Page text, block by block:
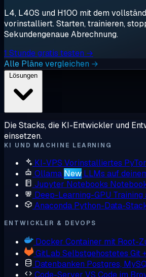
L4, L40S und H100 mit dem
vorinstalliert. Starten, trainieren,
Sekundengenaue Abrechnung.
1 Stunde gratis testen →
Alle Pläne vergleichen →
Die Stacks, die KI-Entwickler und
einsetzen.
KI UND MACHINE LEARNING
KI-VPS Vorinstalliertes
Ollama New LLMs auf
Jupyter Notebooks
Deep-Learning-GPU
Anaconda Python-Data-
ENTWICKLER & DEVOPS
Docker Container mit Root-
GitLab Selbstgehostetes Git
Datenbanken Postgres,
Code-Server VS Code im